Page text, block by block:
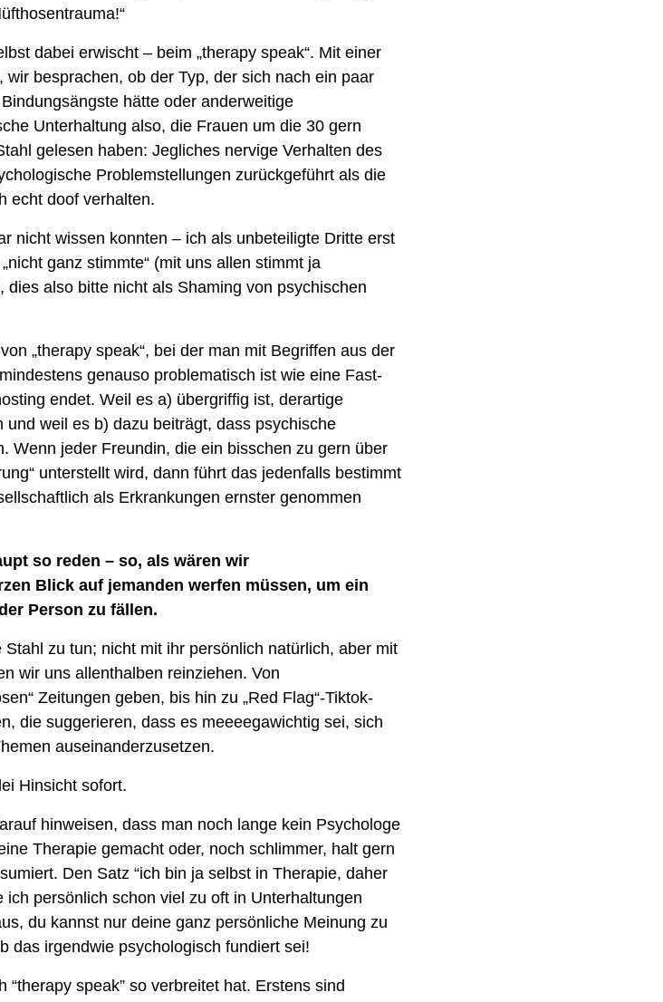
dabei erwischt – beim „therapy speak“. Mit einer
besprachen, ob der Typ, der sich nach ein paar
hätte oder anderweitige
Unterhaltung also, die Frauen um die 30 gern
gelesen haben: Jegliches nervige Verhalten des
Problemstellungen zurückgeführt als die
echt doof verhalten.
nicht wissen konnten – ich als unbeteiligte Dritte erst
ganz stimmte“ (mit uns allen stimmt ja
also bitte nicht als Shaming von psychischen
„therapy speak“, bei der man mit Begriffen aus der
genauso problematisch ist wie eine Fast-
endet. Weil es a) übergriffig ist, derartige
und weil es b) dazu beiträgt, dass psychische
Wenn jeder Freundin, die ein bisschen zu gern über
unterstellt wird, dann führt das jedenfalls bestimmt
als Erkrankungen ernster genommen
so reden – so, als wären wir
Blick auf jemanden werfen müssen, um ein
Person zu fällen.
zu tun; nicht mit ihr persönlich natürlich, aber mit
wir uns allenthalben reinziehen. Von
Zeitungen geben, bis hin zu „Red Flag“-Tiktok-
die suggerieren, dass es meeeegawichtig sei, sich
auseinanderzusetzen.
Hinsicht sofort.
hinweisen, dass man noch lange kein Psychologe
Therapie gemacht oder, noch schlimmer, halt gern
Den Satz “ich bin ja selbst in Therapie, daher
persönlich schon viel zu oft in Unterhaltungen
du kannst nur deine ganz persönliche Meinung zu
das irgendwie psychologisch fundiert sei!
speak” so verbreitet hat. Erstens sind